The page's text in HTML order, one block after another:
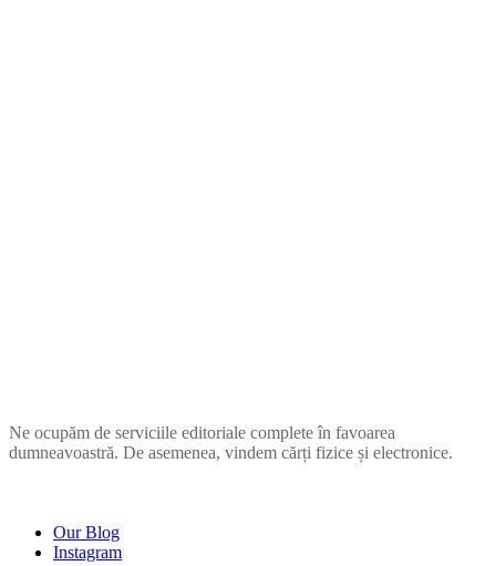
Ne ocupăm de serviciile editoriale complete în favoarea
dumneavoastră. De asemenea, vindem cărți fizice și electronice.
Our Blog
Instagram